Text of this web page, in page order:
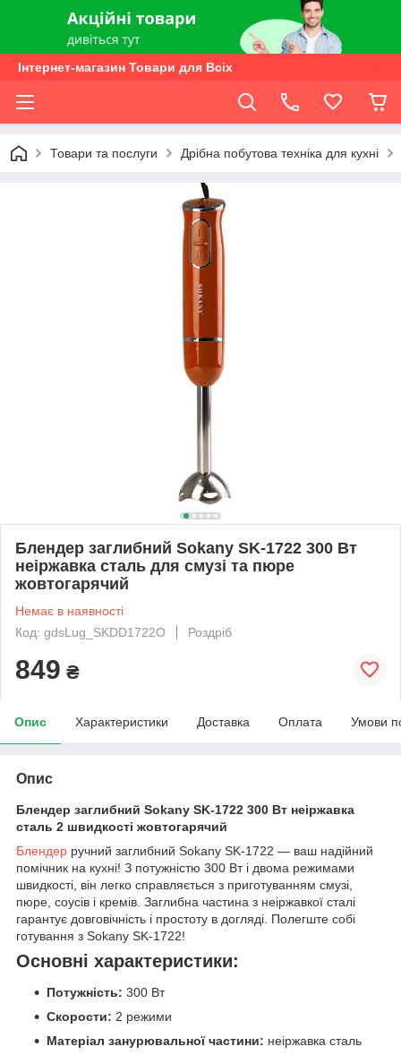
Інтернет-магазин Товари для Всіх
Товари та послуги Дрібна побутова техніка для кухні
Блендер заглибний Sokany SK-1722 300 Вт
неіржавка сталь для смузі та пюре
жовтогарячий
Немає в наявності
Код: gdsLug_SKDD1722O
Роздріб
849 ₴
Опис Характеристики Доставка Оплата Умови
Опис
Блендер заглибний Sokany SK-1722 300 Вт неіржавка
сталь 2 швидкості жовтогарячий
Блендер ручний заглибний Sokany SK-1722 — ваш надійний
помічник на кухні! З потужністю 300 Вт і двома режимами
швидкості, він легко справляється з приготуванням смузі,
пюре, соусів і кремів. Заглибна частина з неіржавкої сталі
гарантує довговічність і простоту в догляді. Полегште собі
готування з Sokany SK-1722!
Основні характеристики:
Потужність: 300 Вт
Скорости: 2 режими
Матеріал занурювальної частини: неіржавка сталь